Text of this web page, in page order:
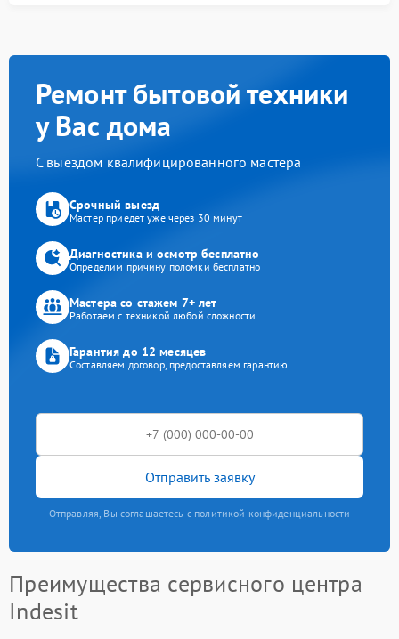
Ремонт бытовой техники
у Вас дома
С выездом квалифицированного мастера
Срочный выезд
Мастер приедет уже через 30 минут
Диагностика и осмотр бесплатно
Определим причину поломки бесплатно
Мастера со стажем 7+ лет
Работаем с техникой любой сложности
Гарантия до 12 месяцев
Составляем договор, предоставляем гарантию
Отправить заявку
Отправляя, Вы соглашаетесь с политикой конфиденциальности
Преимущества сервисного центра
Indesit